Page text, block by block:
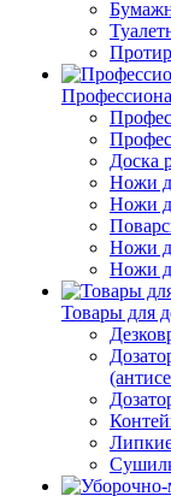
Доска
Ножи
Ножи
Ножи
Ножи
Товары для